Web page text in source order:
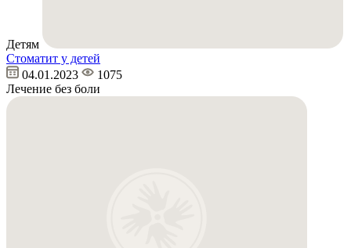
Детям
Стоматит у детей
04.01.2023
1075
Лечение без боли